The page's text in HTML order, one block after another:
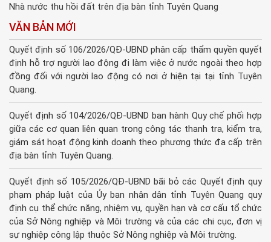
Nhà nước thu hồi đất trên địa bàn tỉnh Tuyên Quang
VĂN BẢN MỚI
Quyết định số 106/2026/QĐ-UBND phân cấp thẩm quyền quyết
định hỗ trợ người lao động đi làm việc ở nước ngoài theo hợp
đồng đối với người lao động có nơi ở hiện tại tại tỉnh Tuyên
Quang.
Quyết định số 104/2026/QĐ-UBND ban hành Quy chế phối hợp
giữa các cơ quan liên quan trong công tác thanh tra, kiểm tra,
giám sát hoạt động kinh doanh theo phương thức đa cấp trên
địa bàn tỉnh Tuyên Quang.
Quyết định số 105/2026/QĐ-UBND bãi bỏ các Quyết định quy
phạm pháp luật của Ủy ban nhân dân tỉnh Tuyên Quang quy
định cụ thể chức năng, nhiệm vụ, quyền hạn và cơ cấu tổ chức
của Sở Nông nghiệp và Môi trường và của các chi cục, đơn vị
sự nghiệp công lập thuộc Sở Nông nghiệp và Môi trường.